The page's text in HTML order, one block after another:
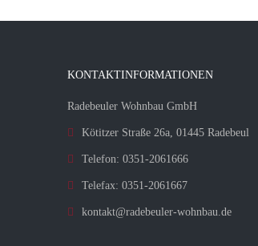
KONTAKTINFORMATIONEN
Radebeuler Wohnbau GmbH
Kötitzer Straße 26a, 01445 Radebeul
Telefon: 0351-2061666
Telefax: 0351-2061667
kontakt@radebeuler-wohnbau.de